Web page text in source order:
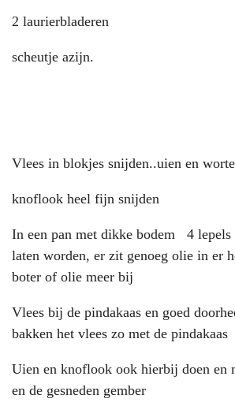
2 laurierbladeren
scheutje azijn.
Vlees in blokjes snijden..uien en
knoflook heel fijn snijden
In een pan met dikke bodem 4
laten worden, er zit genoeg olie in er
boter of olie meer bij
Vlees bij de pindakaas en goed
bakken het vlees zo met de pindakaas
Uien en knoflook ook hierbij doen en
en de gesneden gember